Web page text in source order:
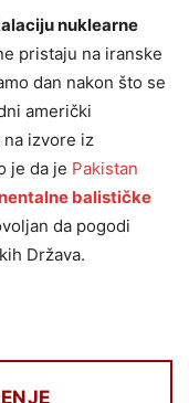
nuklearne
pristaju na iranske
dan nakon što se
američki
na izvore iz
je da je Pakistan
balističke
da pogodi
Država.